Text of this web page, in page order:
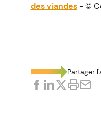
des viandes- ©
Partager